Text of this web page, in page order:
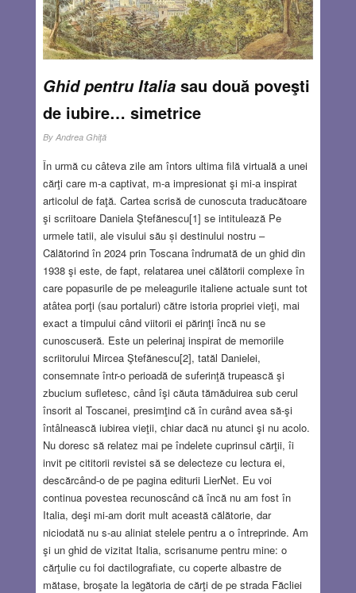
Ghid pentru Italiasau două poveşti
de iubire… simetrice
By Andrea Ghiţă
În urmă cu câteva zile am întors ultima filă virtuală a unei
cărţi care m-a captivat, m-a impresionat şi mi-a inspirat
articolul de faţă. Cartea scrisă de cunoscuta traducătoare
şi scriitoare Daniela Ştefănescu[1] se intitulează Pe
urmele tatii, ale visului său și destinului nostru –
Călătorind în 2024 prin Toscana îndrumată de un ghid din
1938 şi este, de fapt, relatarea unei călătorii complexe în
care popasurile de pe meleagurile italiene actuale sunt tot
atâtea porţi (sau portaluri) către istoria propriei vieţi, mai
exact a timpului când viitorii ei părinţi încă nu se
cunoscuseră. Este un pelerinaj inspirat de memoriile
scriitorului Mircea Ştefănescu[2], tatăl Danielei,
consemnate într-o perioadă de suferinţă trupească şi
zbucium sufletesc, când îşi căuta tămăduirea sub cerul
însorit al Toscanei, presimţind că în curând avea să-şi
întâlnească iubirea vieţii, chiar dacă nu atunci şi nu acolo.
Nu doresc să relatez mai pe îndelete cuprinsul cărţii, îi
invit pe cititorii revistei să se delecteze cu lectura ei,
descărcând-o de pe pagina editurii LierNet. Eu voi
continua povestea recunoscând că încă nu am fost în
Italia, deşi mi-am dorit mult această călătorie, dar
niciodată nu s-au aliniat stelele pentru a o întreprinde. Am
şi un ghid de vizitat Italia, scrisanume pentru mine: o
cărţulie cu foi dactilografiate, cu coperte albastre de
mătase, broşate la legătoria de cărţi de pe strada Făcliei